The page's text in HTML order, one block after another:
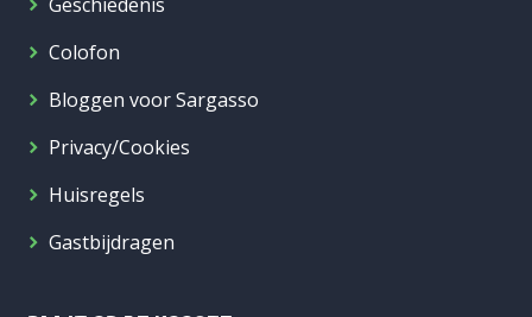
Colofon
Bloggen voor Sargasso
Privacy/Cookies
Huisregels
Gastbijdragen